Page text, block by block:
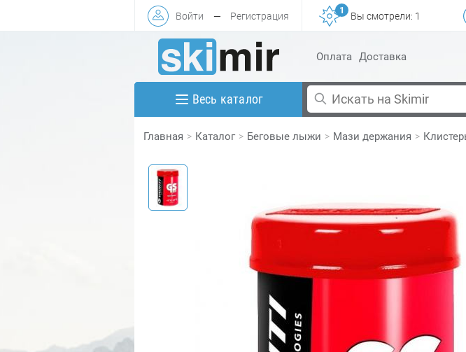
Войти — Регистрация
1
Вы смотрели: 1
Оплата Доставка
Весь каталог
Главная Каталог Беговые лыжи Мази держания